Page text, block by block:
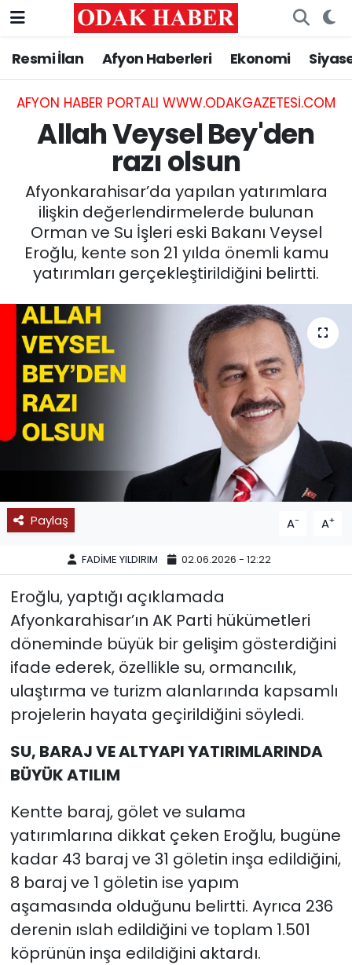
Resmi İlan Afyon Haberleri Ekonomi
AFYON HABER PORTALI WWW.ODAKGAZETESI.COM
Allah Veysel Bey'den
razı olsun
Afyonkarahisar’da yapılan yatırımlara
ilişkin değerlendirmelerde bulunan
Orman ve Su İşleri eski Bakanı Veysel
Eroğlu, kente son 21 yılda önemli kamu
yatırımları gerçekleştirildiğini belirtti.
Paylaş A- A+
FADİME YILDIRIM 02.06.2026 - 12:22
Eroğlu, yaptığı açıklamada
Afyonkarahisar’ın AK Parti hükümetleri
döneminde büyük bir gelişim gösterdiğini
ifade ederek, özellikle su, ormancılık,
ulaştırma ve turizm alanlarında kapsamlı
projelerin hayata geçirildiğini söyledi.
SU, BARAJ VE ALTYAPI YATIRIMLARINDA
BÜYÜK ATILIM
Kentte baraj, gölet ve sulama
yatırımlarına dikkat çeken Eroğlu, bugüne
kadar 43 baraj ve 31 göletin inşa edildiğini,
8 baraj ve 1 göletin ise yapım
aşamasında olduğunu belirtti. Ayrıca 236
derenin ıslah edildiğini ve toplam 1.501
köprünün inşa edildiğini aktardı.
AFYONKARAHİSAR HABERLERİ
Resmi İlan
ASAYİŞ
SİYASET
EĞİTİM
MAGAZİN
SAĞLIK
SPOR
11:11 MANŞET
Nöbetçi Eczaneler
Hava Durumu
Trafik Durumu
Tüm Manşetler
Son Dakika Haberleri
Haber Arşivi